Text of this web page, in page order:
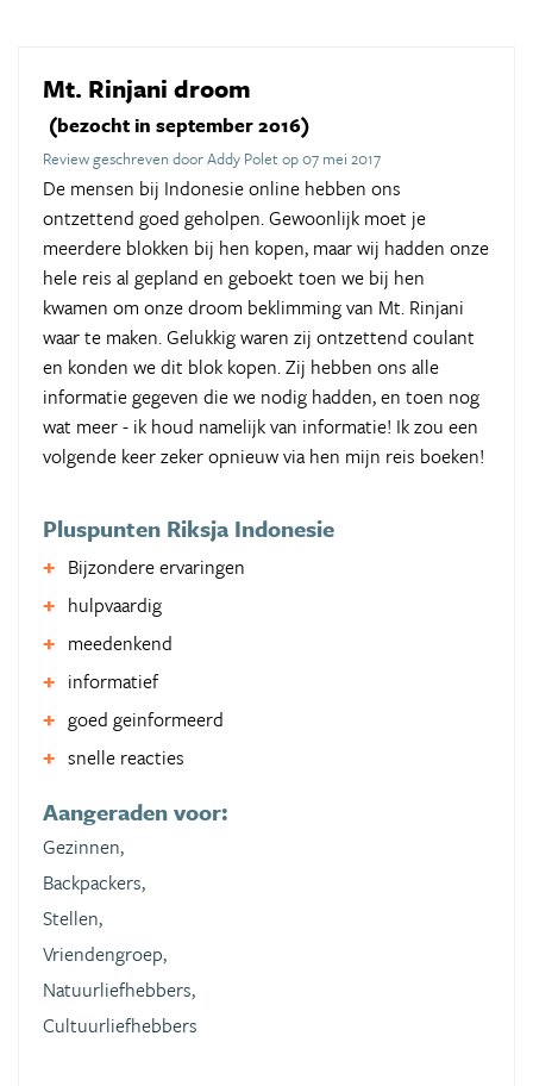
Mt. Rinjani droom
(bezocht in september 2016)
Review geschreven door Addy Polet op 07 mei 2017
De mensen bij Indonesie online hebben ons
ontzettend goed geholpen. Gewoonlijk moet je
meerdere blokken bij hen kopen, maar wij hadden onze
hele reis al gepland en geboekt toen we bij hen
kwamen om onze droom beklimming van Mt. Rinjani
waar te maken. Gelukkig waren zij ontzettend coulant
en konden we dit blok kopen. Zij hebben ons alle
informatie gegeven die we nodig hadden, en toen nog
wat meer - ik houd namelijk van informatie! Ik zou een
volgende keer zeker opnieuw via hen mijn reis boeken!
Pluspunten Riksja Indonesie
Bijzondere ervaringen
hulpvaardig
meedenkend
informatief
goed geinformeerd
snelle reacties
Aangeraden voor:
Gezinnen,
Backpackers,
Stellen,
Vriendengroep,
Natuurliefhebbers,
Cultuurliefhebbers